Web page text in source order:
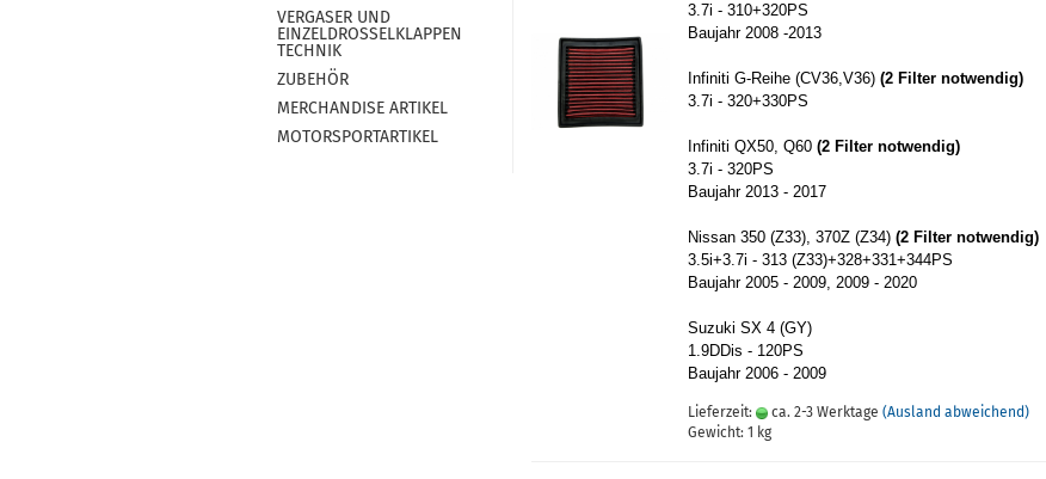
VERGASER UND
EINZELDROSSELKLAPPEN
TECHNIK
ZUBEHÖR
MERCHANDISE ARTIKEL
MOTORSPORTARTIKEL
3.7i - 310+320PS
Bau­jahr 2008 -2013
In­fi­niti G-​Reihe (CV36,V36) (2 Fil­ter not­wen­dig)
3.7i - 320+330PS
In­fi­niti QX50, Q60 (2 Fil­ter not­wen­dig)
3.7i - 320PS
Bau­jahr 2013 - 2017
Nis­san 350 (Z33), 370Z (Z34) (2 Fil­ter not­wen­dig)
3.5i+3.7i - 313 (Z33)+328+331+344PS
Bau­jahr 2005 - 2009, 2009 - 2020
Su­zu­ki SX 4 (GY)
1.9DDis - 120PS
Bau­jahr 2006 - 2009
Lieferzeit: ca. 2-3 Werktage (Ausland abweichend)
Gewicht: 1 kg